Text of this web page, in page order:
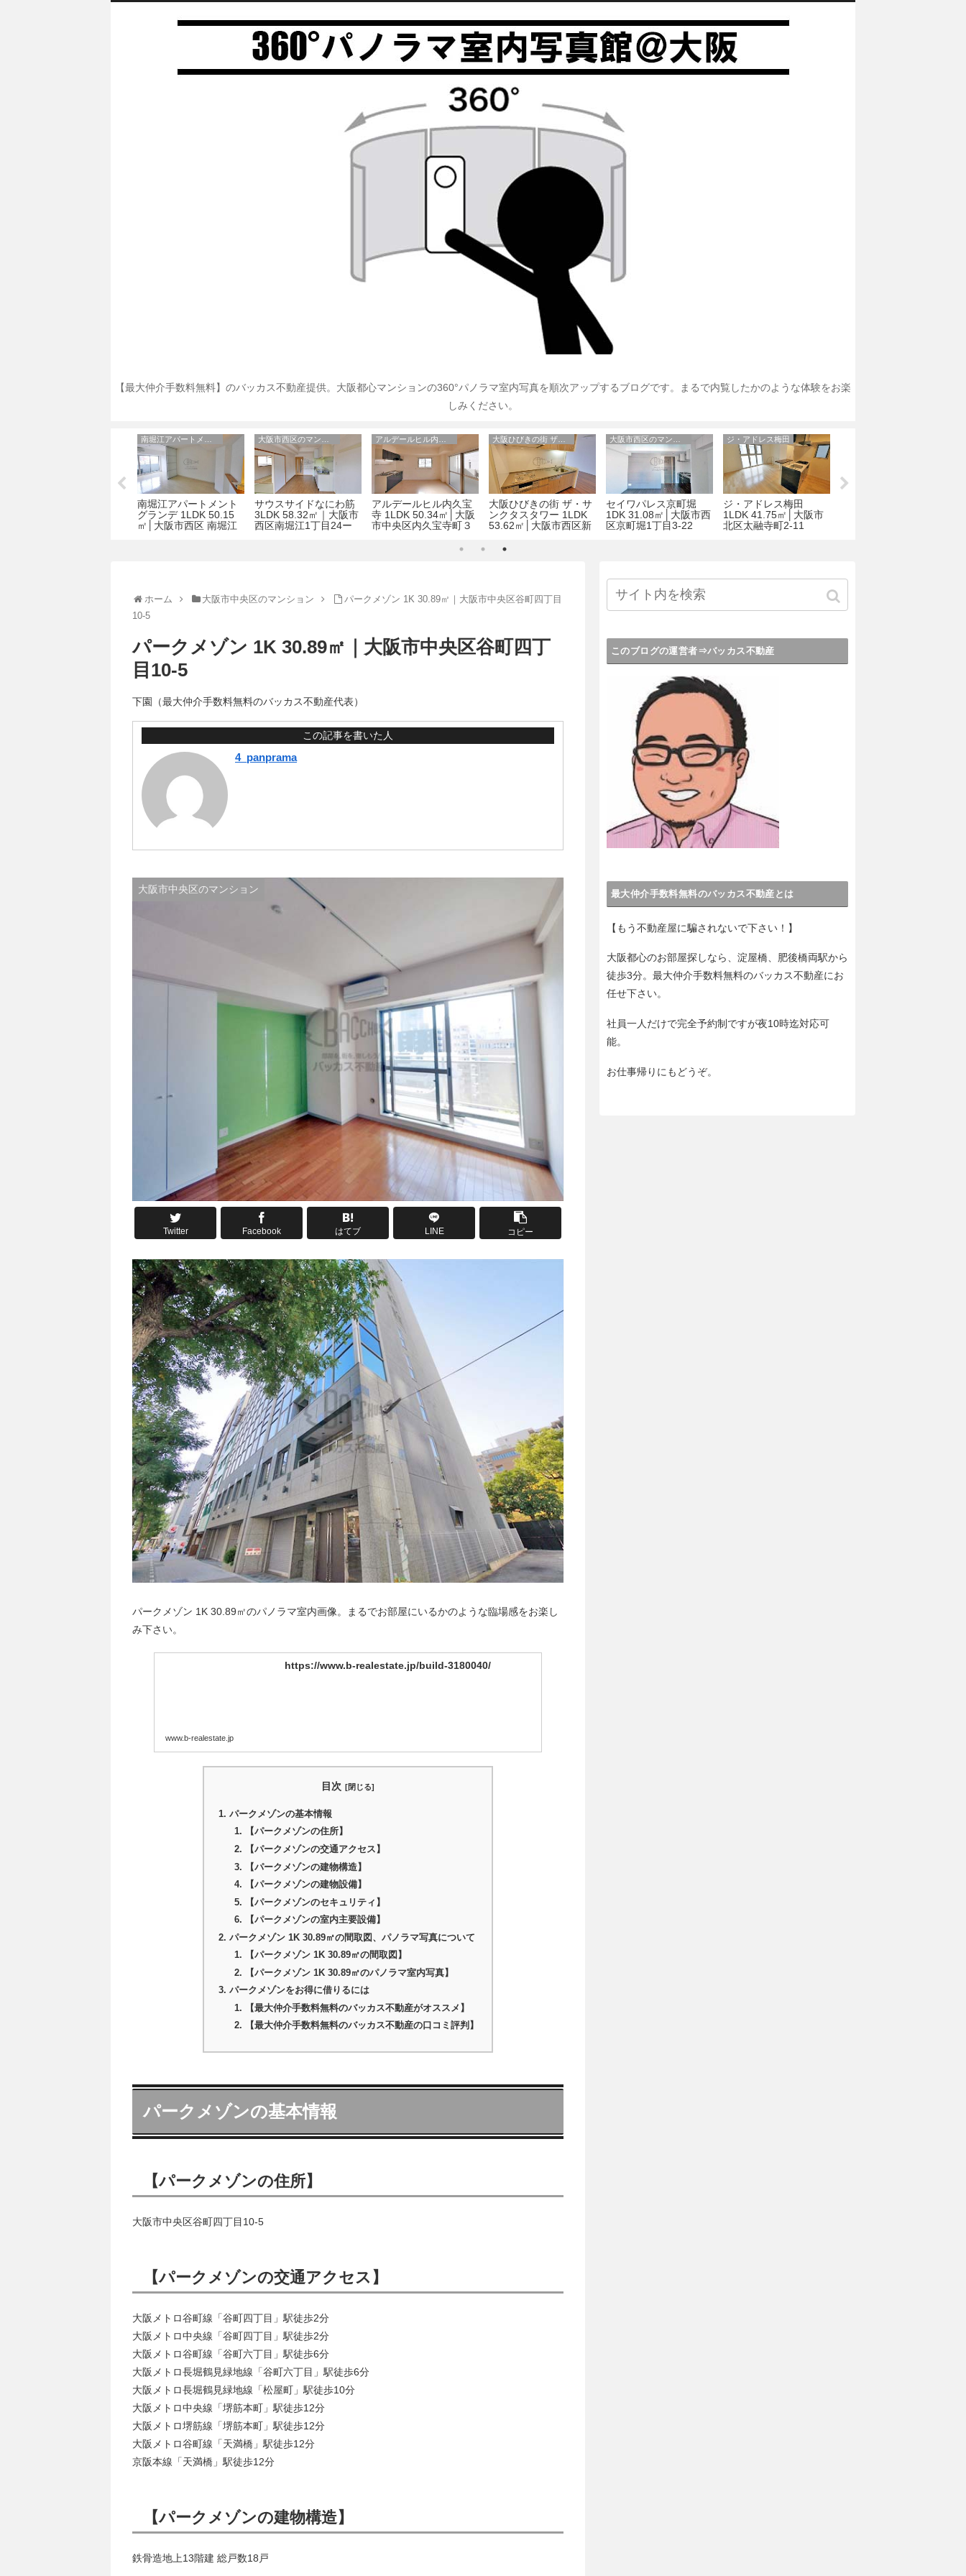
【最大仲介手数料無料】のバッカス不動産提供。大阪都心マンションの360°パノラマ室内写真を順次アップするブログです。まるで内覧したかのような体験をお楽
しみください。
南堀江アパートメント
グランデ 1LDK 50.15
㎡│大阪市西区 南堀江
サウスサイドなにわ筋
3LDK 58.32㎡｜大阪市
西区南堀江1丁目24ー
アルデールヒル内久宝
寺 1LDK 50.34㎡│大阪
市中央区内久宝寺町３
大阪ひびきの街 ザ・サ
ンクタスタワー 1LDK
53.62㎡│大阪市西区新
セイワパレス京町堀
1DK 31.08㎡│大阪市西
区京町堀1丁目3-22
ジ・アドレス梅田
ジ・アドレス梅田
1LDK 41.75㎡│大阪市
北区太融寺町2-11
ホーム 大阪市中央区のマンション
パークメゾン 1K 30.89㎡｜大阪市中央区谷町四丁目
10-5
パークメゾン 1K 30.89㎡｜大阪市中央区谷町四丁
目10-5
下園（最大仲介手数料無料のバッカス不動産代表）
この記事を書いた人
4_panprama
大阪市中央区のマンション
Twitter Facebook はてブ LINE コピー
パークメゾン 1K 30.89㎡のパノラマ室内画像。まるでお部屋にいるかのような臨場感をお楽し
み下さい。
https://www.b-realestate.jp/build-3180040/
www.b-realestate.jp
目次
パークメゾンの基本情報
【パークメゾンの住所】
【パークメゾンの交通アクセス】
【パークメゾンの建物構造】
【パークメゾンの建物設備】
【パークメゾンのセキュリティ】
【パークメゾンの室内主要設備】
パークメゾン 1K 30.89㎡の間取図、パノラマ写真について
【パークメゾン 1K 30.89㎡の間取図】
【パークメゾン 1K 30.89㎡のパノラマ室内写真】
パークメゾンをお得に借りるには
【最大仲介手数料無料のバッカス不動産がオススメ】
【最大仲介手数料無料のバッカス不動産の口コミ評判】
パークメゾンの基本情報
【パークメゾンの住所】
大阪市中央区谷町四丁目10-5
【パークメゾンの交通アクセス】
大阪メトロ谷町線「谷町四丁目」駅徒歩2分
大阪メトロ中央線「谷町四丁目」駅徒歩2分
大阪メトロ谷町線「谷町六丁目」駅徒歩6分
大阪メトロ長堀鶴見緑地線「谷町六丁目」駅徒歩6分
大阪メトロ長堀鶴見緑地線「松屋町」駅徒歩10分
大阪メトロ中央線「堺筋本町」駅徒歩12分
大阪メトロ堺筋線「堺筋本町」駅徒歩12分
大阪メトロ谷町線「天満橋」駅徒歩12分
京阪本線「天満橋」駅徒歩12分
【パークメゾンの建物構造】
鉄骨造地上13階建 総戸数18戸
このブログの運営者⇒バッカス不動産
最大仲介手数料無料のバッカス不動産とは
【もう不動産屋に騙されないで下さい！】
大阪都心のお部屋探しなら、淀屋橋、肥後橋両駅から
徒歩3分。最大仲介手数料無料のバッカス不動産にお
任せ下さい。
社員一人だけで完全予約制ですが夜10時迄対応可
能。
お仕事帰りにもどうぞ。